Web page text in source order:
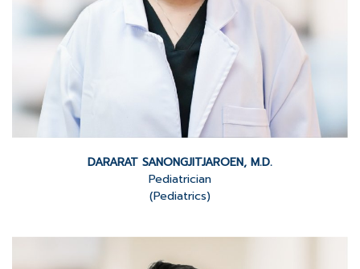
DARARAT SANONGJITJAROEN, M.D.
Pediatrician
(Pediatrics)